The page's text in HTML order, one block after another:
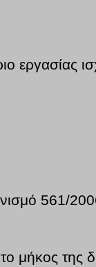
561/
μήκος της